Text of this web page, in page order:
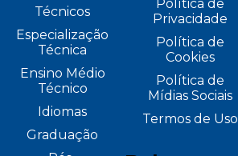
Técnicos
Especialização
Técnica
Ensino Médio
Técnico
Idiomas
Graduação
Política de
Privacidade
Política de
Cookies
Política de
Mídias Sociais
Termos de Uso